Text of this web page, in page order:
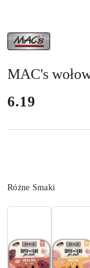
NAZWA
PRODUCENTA:
MAC'S
MAC's
cena:
6.19
Wariant
Różne Smaki